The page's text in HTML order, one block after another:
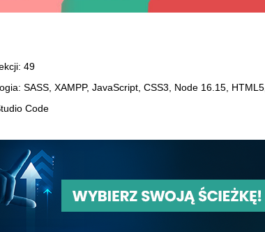
49
SASS, XAMPP, JavaScript, CSS3, Node 16.15, HTML5,
Code